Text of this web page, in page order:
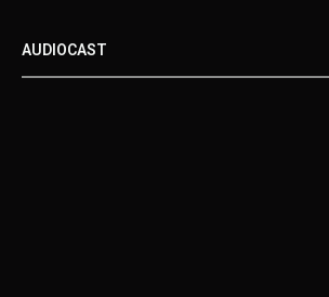
AUDIOCAST